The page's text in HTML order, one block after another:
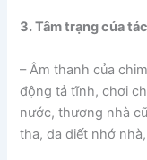
3. Tâm trạng của
– Âm thanh của
động tả tĩnh, chơi
nước, thương nhà
tha, da diết nhớ